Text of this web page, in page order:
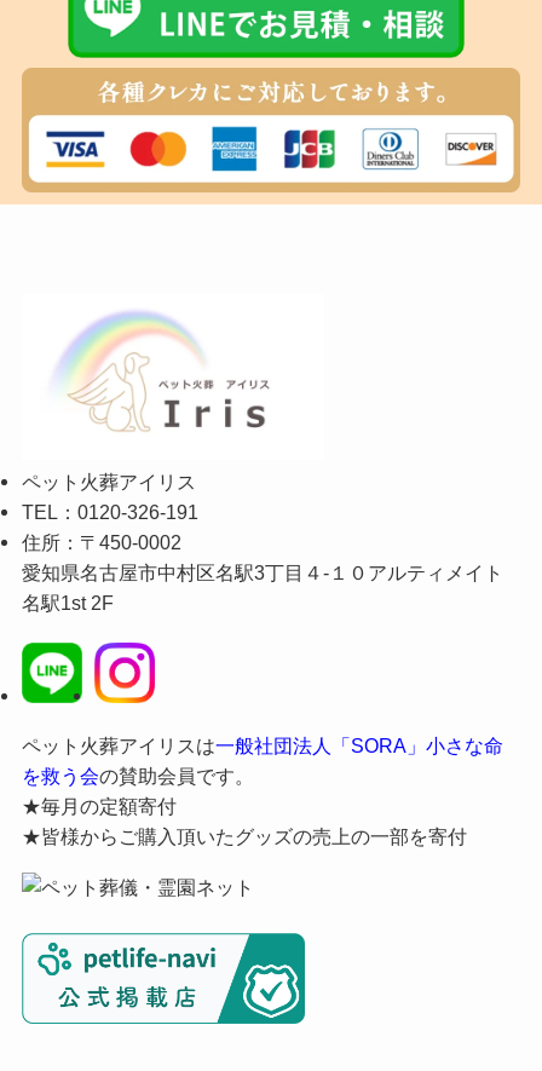
ペット火葬アイリス
TEL：0120-326-191
住所：〒450-0002
愛知県名古屋市中村区名駅3丁目４-１０アルティメイト
名駅1st 2F
ペット火葬アイリスは一般社団法人「SORA」小さな命
を救う会の賛助会員です。
★毎月の定額寄付
★皆様からご購入頂いたグッズの売上の一部を寄付